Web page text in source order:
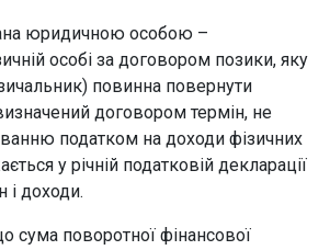
юридичною особою –
особі за договором позики, яку
повинна повернути
договором термін, не
податком на доходи фізичних
у річній податковій декларації
і доходи.
поворотної фінансової